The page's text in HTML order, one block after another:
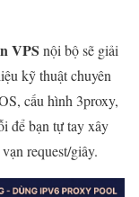
VPS nội bộ sẽ giải
kỹ thuật chuyên
cấu hình 3proxy,
để bạn tự tay xây
request/giây.